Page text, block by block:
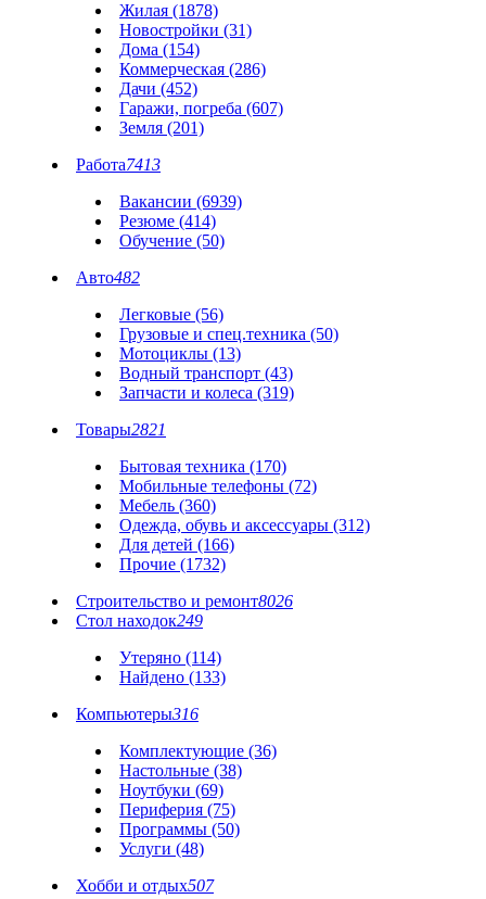
Жилая (1878)
Новостройки (31)
Дома (154)
Коммерческая (286)
Дачи (452)
Гаражи, погреба (607)
Земля (201)
Работа7413
Вакансии (6939)
Резюме (414)
Обучение (50)
Авто482
Легковые (56)
Грузовые и спец.техника (50)
Мотоциклы (13)
Водный транспорт (43)
Запчасти и колеса (319)
Товары2821
Бытовая техника (170)
Мобильные телефоны (72)
Мебель (360)
Одежда, обувь и аксессуары (312)
Для детей (166)
Прочие (1732)
Строительство и ремонт8026
Стол находок249
Утеряно (114)
Найдено (133)
Компьютеры316
Комплектующие (36)
Настольные (38)
Ноутбуки (69)
Периферия (75)
Программы (50)
Услуги (48)
Хобби и отдых507